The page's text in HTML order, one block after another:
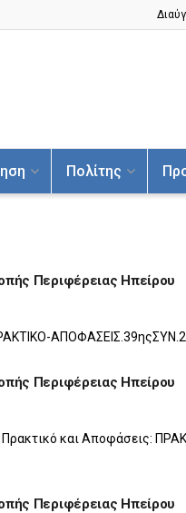
Πολίτης
Περιφέρειας Ηπείρου
Περιφέρειας Ηπείρου
και Αποφάσεις:
Περιφέρειας Ηπείρου